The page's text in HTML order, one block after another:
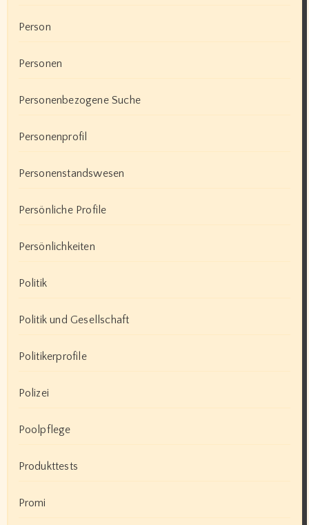
Person
Personen
Personenbezogene Suche
Personenprofil
Personenstandswesen
Persönliche Profile
Persönlichkeiten
Politik
Politik und Gesellschaft
Politikerprofile
Polizei
Poolpflege
Produkttests
Promi